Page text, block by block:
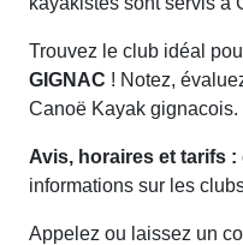
Trouvez le club idéal
GIGNAC ! Notez,
Canoë Kayak gignacois.
Avis, horaires et tarifs :
informations sur les
Appelez ou laissez un